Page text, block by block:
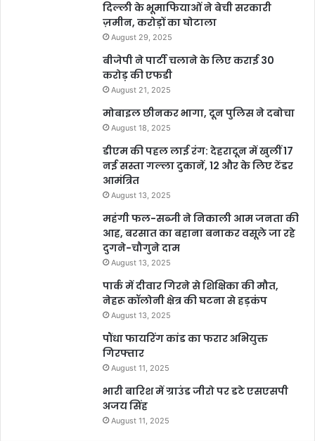
दिल्ली के भूमाफियाओं ने बेची सरकारी
ज़मीन, करोड़ों का घोटाला
August 29, 2025
बीजेपी ने पार्टी चलाने के लिए कराई 30
करोड़ की एफडी
August 21, 2025
मोबाइल छीनकर भागा, दून पुलिस ने दबोचा
August 18, 2025
डीएम की पहल लाई रंग: देहरादून में खुलीं 17
नई सस्ता गल्ला दुकानें, 12 और के लिए टेंडर
आमंत्रित
August 13, 2025
महंगी फल-सब्जी ने निकाली आम जनता की
आह, बरसात का बहाना बनाकर वसूले जा रहे
दुगने-चौगुने दाम
August 13, 2025
पार्क में दीवार गिरने से शिक्षिका की मौत,
नेहरू कॉलोनी क्षेत्र की घटना से हड़कंप
August 13, 2025
पौंधा फायरिंग कांड का फरार अभियुक्त
गिरफ्तार
August 11, 2025
भारी बारिश में ग्राउंड जीरो पर डटे एसएसपी
अजय सिंह
August 11, 2025